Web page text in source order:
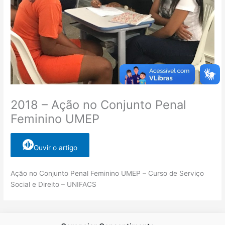
2018 – Ação no Conjunto Penal
Feminino UMEP
Ouvir o artigo
Ação no Conjunto Penal Feminino UMEP – Curso de Serviço
Social e Direito – UNIFACS